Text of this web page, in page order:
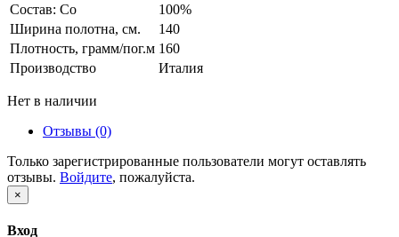
Состав: Co
100%
Ширина полотна, см.
140
Плотность, грамм/пог.м 160
Производство
Италия
Нет в наличии
Отзывы (0)
Только зарегистрированные пользователи могут оставлять
отзывы. Войдите, пожалуйста.
×
Вход